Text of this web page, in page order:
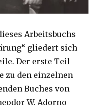
Arbeitsbuchs
gliedert sich
Der erste Teil
zu den einzelnen
Buches von
W. Adorno